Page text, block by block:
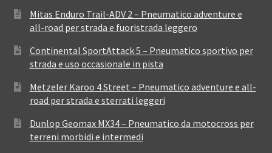
Mitas Enduro Trail-ADV 2 – Pneumatico adventure e
all-road per strada e fuoristrada leggero
Continental SportAttack 5 – Pneumatico sportivo per
strada e uso occasionale in pista
Metzeler Karoo 4 Street – Pneumatico adventure e all-
road per strada e sterrati leggeri
Dunlop Geomax MX34 – Pneumatico da motocross per
terreni morbidi e intermedi